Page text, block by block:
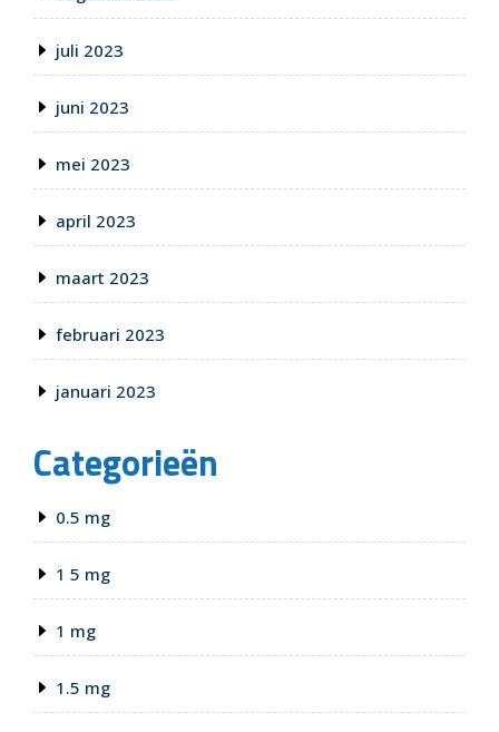
juli 2023
juni 2023
mei 2023
april 2023
maart 2023
februari 2023
januari 2023
Categorieën
0.5 mg
1 5 mg
1 mg
1.5 mg